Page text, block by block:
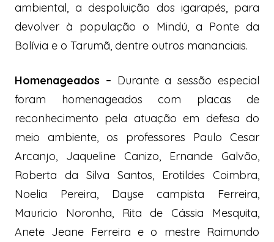
ambiental, a despoluição dos igarapés, para
devolver à população o Mindú, a Ponte da
Bolívia e o Tarumã, dentre outros mananciais.
Homenageados – Durante a sessão especial
foram homenageados com placas de
reconhecimento pela atuação em defesa do
meio ambiente, os professores Paulo Cesar
Arcanjo, Jaqueline Canizo, Ernande Galvão,
Roberta da Silva Santos, Erotildes Coimbra,
Noelia Pereira, Dayse campista Ferreira,
Mauricio Noronha, Rita de Cássia Mesquita,
Anete Jeane Ferreira e o mestre Raimundo